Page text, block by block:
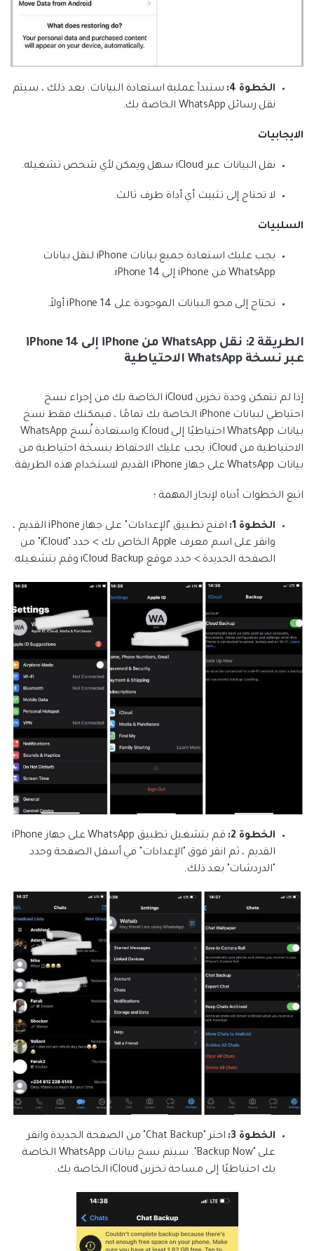
الخطوة 4:
ستبدأ عملية استعادة البيانات. بعد ذلك ، سيتم
نقل رسائل WhatsApp الخاصة بك.
الايجابيات
نقل البيانات عبر iCloud سهل ويمكن لأي شخص تشغيله.
لا تحتاج إلى تثبيت أي أداة طرف ثالث.
السلبيات
يجب عليك استعادة جميع بيانات iPhone لنقل بيانات
WhatsApp من iPhone إلى iPhone 14.
تحتاج إلى محو البيانات الموجودة على iPhone 14 أولاً.
الطريقة 2: نقل WhatsApp من iPhone إلى iPhone 14
عبر نسخة WhatsApp الاحتياطية
إذا لم تتمكن وحدة تخزين iCloud الخاصة بك من إجراء نسخ
احتياطي لبيانات iPhone الخاصة بك تمامًا ، فيمكنك فقط نسخ
بيانات WhatsApp احتياطيًا إلى iCloud واستعادة نُسخ WhatsApp
الاحتياطية من iCloud. يجب عليك الاحتفاظ بنسخة احتياطية من
بيانات WhatsApp على جهاز iPhone القديم لاستخدام هذه الطريقة.
اتبع الخطوات أدناه لإنجاز المهمة ؛
الخطوة 1:
افتح تطبيق "الإعدادات" على جهاز iPhone القديم ،
وانقر على اسم معرف Apple الخاص بك > حدد "iCloud" من
الصفحة الجديدة > حدد موقع iCloud Backup وقم بتشغيله.
الخطوة 2:
قم بتشغيل تطبيق WhatsApp على جهاز iPhone
القديم ، ثم انقر فوق "الإعدادات" في أسفل الصفحة وحدد
"الدردشات" بعد ذلك.
الخطوة 3:
اختر "Chat Backup" من الصفحة الجديدة وانقر
على "Backup Now". سيتم نسخ بيانات WhatsApp الخاصة
بك احتياطيًا إلى مساحة تخزين iCloud الخاصة بك.